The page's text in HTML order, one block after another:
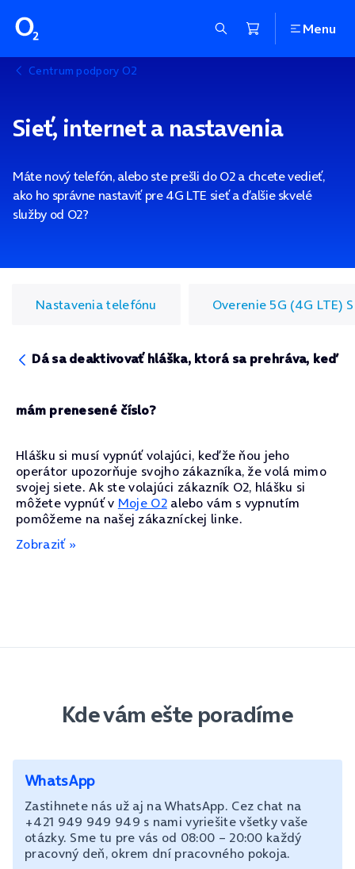
Menu
Centrum podpory O2
Sieť, internet a nastavenia
Máte nový telefón, alebo ste prešli do O2 a chcete vedieť,
ako ho správne nastaviť pre 4G LTE sieť a ďalšie skvelé
služby od O2?
Nastavenia telefónu Overenie 5G (4G LTE)
Dá sa deaktivovať hláška, ktorá sa prehráva, keď
mám prenesené číslo?
Hlášku si musí vypnúť volajúci, keďže ňou jeho
operátor upozorňuje svojho zákazníka, že volá mimo
svojej siete. Ak ste volajúci zákazník O2, hlášku si
môžete vypnúť v Moje O2alebo vám s vypnutím
pomôžeme na našej zákazníckej linke.
Zobraziť »
Kde vám ešte poradíme
WhatsApp
Zastihnete nás už aj na WhatsApp. Cez chat na
+421 949 949 949 s nami vyriešite všetky vaše
otázky. Sme tu pre vás od 08:00 – 20:00 každý
pracovný deň, okrem dní pracovného pokoja.